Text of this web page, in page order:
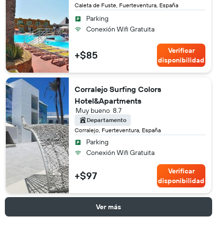
Caleta de Fuste, Fuerteventura, España
Parking
Conexión Wifi Gratuita
+$85
Verificar
disponibilidad
Corralejo Surfing Colors
Hotel&Apartments
Corralejo, Fuerteventura, España
8.7
Muy bueno
Departamento
Parking
Conexión Wifi Gratuita
+$97
Verificar
disponibilidad
Ver más